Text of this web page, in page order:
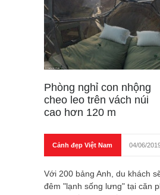
Phòng nghỉ con nhộng
cheo leo trên vách núi
cao hơn 120 m
Cảnh đẹp Việt Nam 04/06/
Với 200 bảng Anh, du khách
đêm "lạnh sống lưng" tại căn